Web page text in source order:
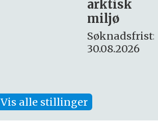
Søknadsfrist:
16. august.
Vis alle stillinger